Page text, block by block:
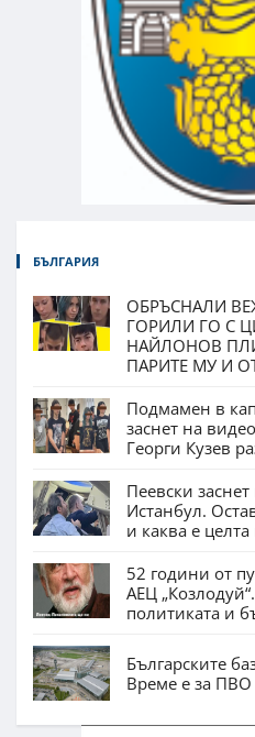
БЪЛГАРИЯ
ОБРЪСНАЛИ
ГОРИЛИ ГО С
НАЙЛОНОВ
ПАРИТЕ МУ И
Подмамен в
заснет на
Георги Кузев
Пеевски
Истанбул.
и каква е
52 години от
АЕЦ
политиката и
Българските
Време е за ПВО